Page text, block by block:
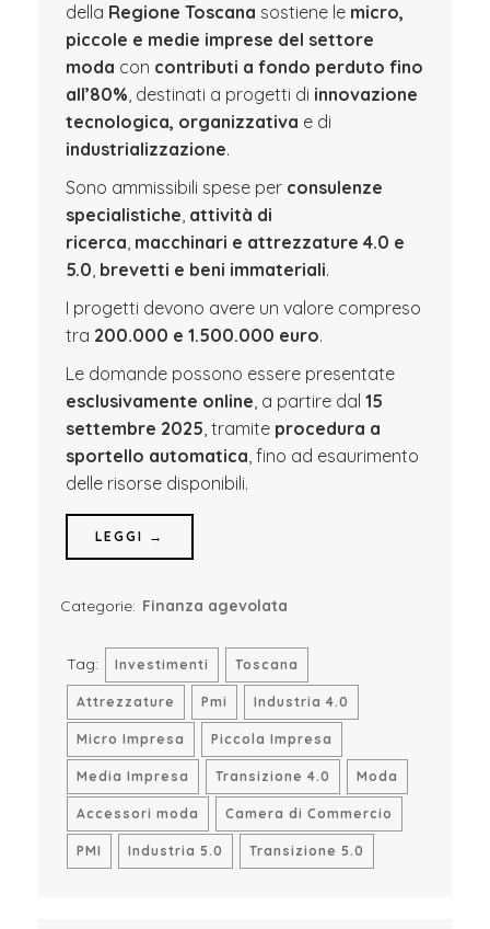
della Regione Toscana sostiene le micro,
piccole e medie imprese del settore
moda con contributi a fondo perduto fino
all’80%, destinati a progetti di innovazione
tecnologica, organizzativa e di
industrializzazione.
Sono ammissibili spese per consulenze
specialistiche, attività di
ricerca, macchinari e attrezzature 4.0 e
5.0, brevetti e beni immateriali.
I progetti devono avere un valore compreso
tra 200.000 e 1.500.000 euro.
Le domande possono essere presentate
esclusivamente online, a partire dal 15
settembre 2025, tramite procedura a
sportello automatica, fino ad esaurimento
delle risorse disponibili.
LEGGI →
Categorie: Finanza agevolata
Tag: Investimenti Toscana
Attrezzature Pmi Industria 4.0
Micro Impresa Piccola Impresa
Media Impresa Transizione 4.0 Moda
Accessori moda Camera di Commercio
PMI Industria 5.0 Transizione 5.0